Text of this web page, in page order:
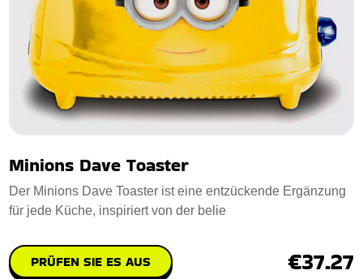
Minions Dave Toaster
Der Minions Dave Toaster ist eine entzückende Ergänzung
für jede Küche, inspiriert von der belie
PRÜFEN SIE ES AUS €37.27